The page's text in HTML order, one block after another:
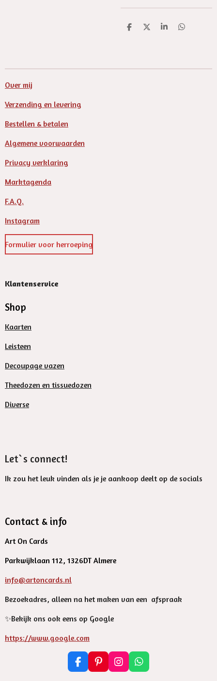
D
D
S
D
Over mij
Verzending en levering
Bestellen & betalen
Algemene voorwaarden
Privacy verklaring
Marktagenda
F.A.Q.
Instagram
Formulier voor herroeping
Klantenservice
Shop
Kaarten
Leisteen
Decoupage vazen
Theedozen en tissuedozen
Diverse
Let`s connect!
Ik zou het leuk vinden als je je aankoop deelt op de socials
Contact & info
Art On Cards
Parkwijklaan 112, 1326DT Almere
info@artoncards.nl
Bezoekadres, alleen na het maken van een afspraak
✨️Bekijk ons ook eens op Google
https://www.google.com
F
a
P
i
I
n
W
h